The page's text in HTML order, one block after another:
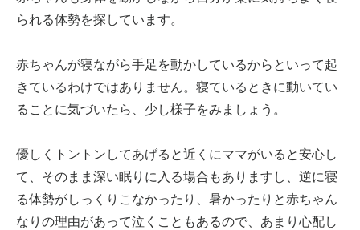
られる体勢を探しています。
赤ちゃんが寝ながら手足を動かしているからといって起
きているわけではありません。寝ているときに動いてい
ることに気づいたら、少し様子をみましょう。
優しくトントンしてあげると近くにママがいると安心し
て、そのまま深い眠りに入る場合もありますし、逆に寝
る体勢がしっくりこなかったり、暑かったりと赤ちゃん
なりの理由があって泣くこともあるので、あまり心配し